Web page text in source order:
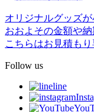
オリジナルグッズ
おおよその金額や
こちらはお見積も
Follow us
line